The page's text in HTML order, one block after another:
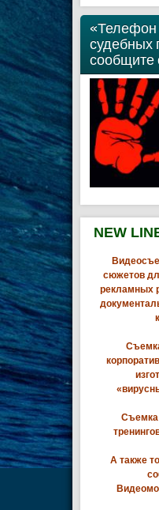
судебных
сообщите
NEW
сюжетов
рекламных
Съемка
А также